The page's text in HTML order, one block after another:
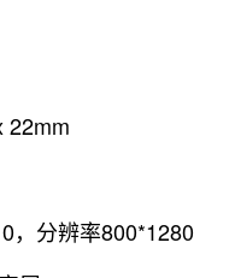
22mm
，分辨率800*1280